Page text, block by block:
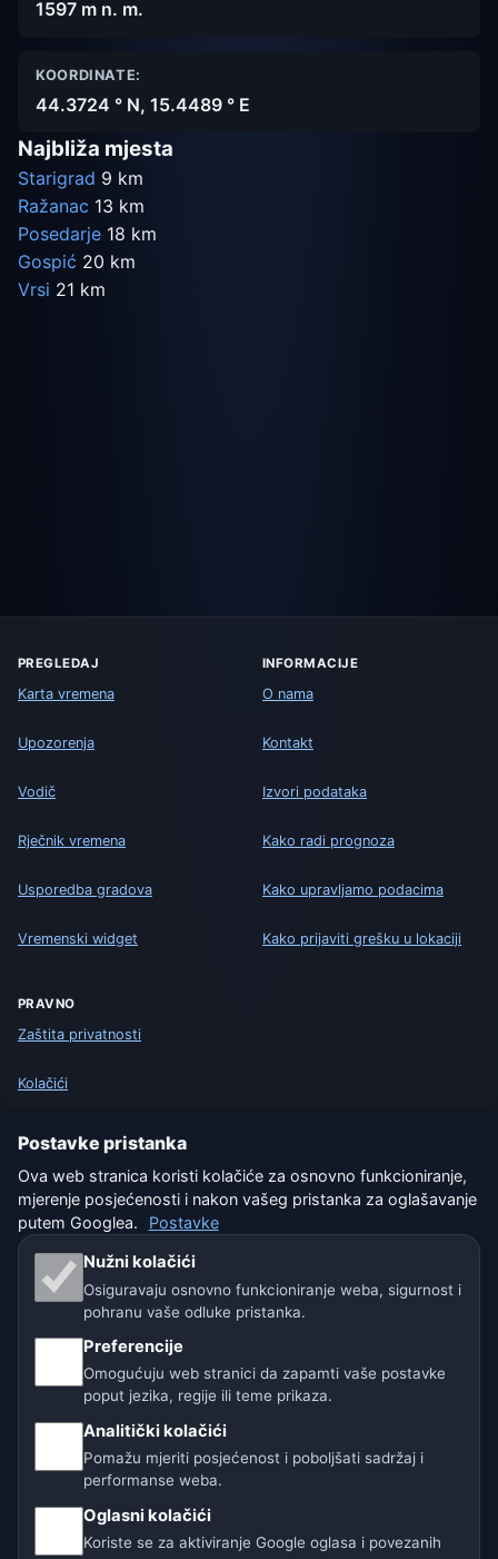
1597 m n. m.
KOORDINATE:
44.3724 ° N, 15.4489 ° E
Najbliža mjesta
Starigrad 9 km
Ražanac 13 km
Posedarje 18 km
Gospić 20 km
Vrsi 21 km
PREGLEDAJ
Karta vremena
Upozorenja
Vodič
Rječnik vremena
Usporedba gradova
Vremenski widget
INFORMACIJE
O nama
Kontakt
Izvori podataka
Kako radi prognoza
Kako upravljamo podacima
Kako prijaviti grešku u lokaciji
PRAVNO
Zaštita privatnosti
Kolačići
Uvjeti korištenja
Isključenje odgovornosti
Pomažemo životinjama
Sitemap
Postavke
🇨🇿 Češka 🇭🇷 Hrvatska 🇧🇬 Bugarska
🇩🇪🇦🇹🇨🇭 Njemačka / Austrija / Švicarska
🌎 Latinska Amerika i Španjolska
Postavke pristanka
Ova web stranica koristi kolačiće za osnovno funkcioniranje,
mjerenje posjećenosti i nakon vašeg pristanka za oglašavanje
putem Googlea.
Postavke
Nužni kolačići
Osiguravaju osnovno funkcioniranje weba, sigurnost i
pohranu vaše odluke pristanka.
Preferencije
Omogućuju web stranici da zapamti vaše postavke
poput jezika, regije ili teme prikaza.
Analitički kolačići
Pomažu mjeriti posjećenost i poboljšati sadržaj i
performanse weba.
Oglasni kolačići
Koriste se za aktiviranje Google oglasa i povezanih